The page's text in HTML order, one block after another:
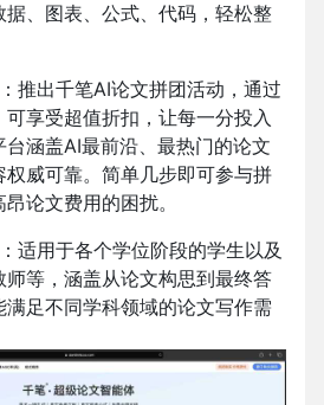
据、图表、公式、代码，轻松整
：推出千笔AI论文拼团活动，通过
享受超值折扣，让每一分投入
涵盖AI最前沿、最热门的论文
权威可靠。简单几步即可参与拼
论文费用的困扰。
：适用于各个学位阶段的学生以及
师等，涵盖从论文构思到最终答
足不同学科领域的论文写作需